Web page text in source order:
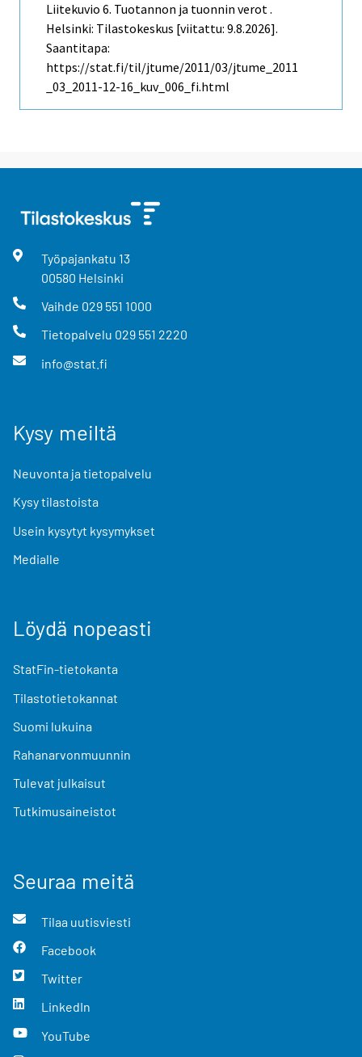
Liitekuvio 6. Tuotannon ja tuonnin verot .
Helsinki: Tilastokeskus [viitattu: 9.8.2026].
Saantitapa:
https://stat.fi/til/jtume/2011/03/jtume_2011
_03_2011-12-16_kuv_006_fi.html
Työpajankatu 13
00580 Helsinki
Vaihde 029 551 1000
Tietopalvelu 029 551 2220
info@stat.fi
Kysy meiltä
Neuvonta ja tietopalvelu
Kysy tilastoista
Usein kysytyt kysymykset
Medialle
Löydä nopeasti
StatFin-tietokanta
Tilastotietokannat
Suomi lukuina
Rahanarvonmuunnin
Tulevat julkaisut
Tutkimusaineistot
Seuraa meitä
Tilaa uutisviesti
Facebook
Twitter
LinkedIn
YouTube